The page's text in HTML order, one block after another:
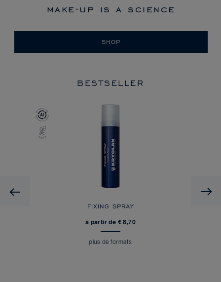
make-up is a science
SHOP
BESTSELLER
FIXING SPRAY
à partir de € 8,70
plus de formats